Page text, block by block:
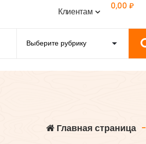
Клиентам
0,00 ₽
Главная страница-